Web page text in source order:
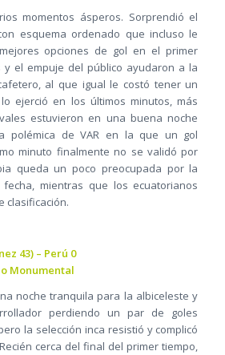
momentos ásperos. Sorprendió el
esquema ordenado que incluso le
opciones de gol en el primer
y el empuje del público ayudaron a la
al que igual le costó tener un
ejerció en los últimos minutos, más
estuvieron en una buena noche
polémica de VAR en la que un gol
minuto finalmente no se validó por
queda un poco preocupada por la
mientras que los ecuatorianos
clasificación.
43) – Perú 0
Monumental
noche tranquila para la albiceleste y
perdiendo un par de goles
la selección inca resistió y complicó
cerca del final del primer tiempo,